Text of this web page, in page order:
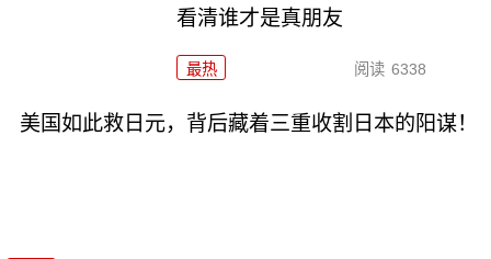
看清谁才是真朋友
最热 阅读 6338
美国如此救日元，背后藏着三重收割日本的阳谋！